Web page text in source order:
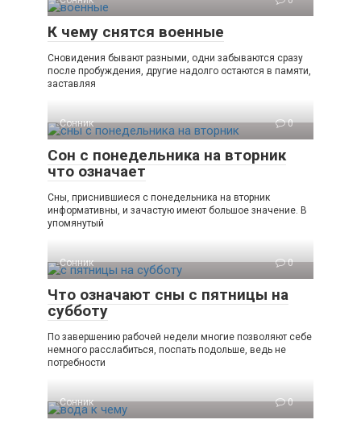
К чему снятся военные
Сновидения бывают разными, одни забываются сразу
после пробуждения, другие надолго остаются в памяти,
заставляя
Сонник 0
Сон с понедельника на вторник
что означает
Сны, приснившиеся с понедельника на вторник
информативны, и зачастую имеют большое значение. В
упомянутый
Сонник 0
Что означают сны с пятницы на
субботу
По завершению рабочей недели многие позволяют себе
немного расслабиться, поспать подольше, ведь не
потребности
Сонник 0